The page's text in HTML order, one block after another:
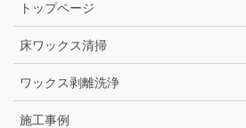
トップページ
床ワックス清掃
ワックス剥離洗浄
施工事例